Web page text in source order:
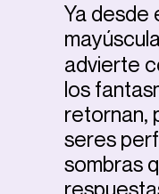
Ya desde
advierte
los
retornan,
seres
sombras